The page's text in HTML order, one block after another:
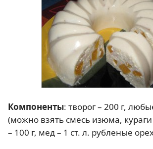
Компоненты: творог – 200 г,
(можно взять смесь изюма,
– 100 г, мед – 1 ст. л. рубленые